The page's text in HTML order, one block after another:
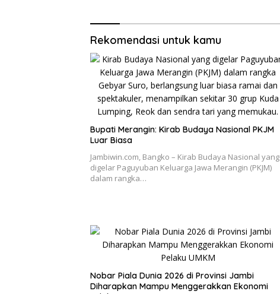
Rekomendasi untuk kamu
Bupati Merangin: Kirab Budaya Nasional PKJM
Luar Biasa
Jambiwin.com, Bangko – Kirab Budaya Nasional yang
digelar Paguyuban Keluarga Jawa Merangin (PKJM)
dalam rangka…
Nobar Piala Dunia 2026 di Provinsi Jambi
Diharapkan Mampu Menggerakkan Ekonomi